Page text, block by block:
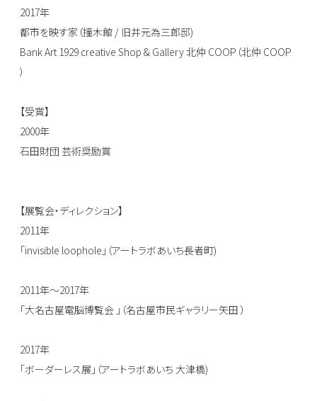
2017年
都市を映す家（撞木館 / 旧井元為三郎邸)
Bank Art 1929 creative Shop & Gallery 北仲 COOP（北仲 COOP
）
【受賞】
2000年
石田財団 芸術奨励賞
【展覧会・ディレクション】
2011年
「invisible loophole」（アートラボあいち長者町)
2011年〜2017年
「大名古屋電脳博覧会 」（名古屋市民ギャラリー矢田 ）
2017年
「ボーダーレス展」（アートラボあいち 大津橋)